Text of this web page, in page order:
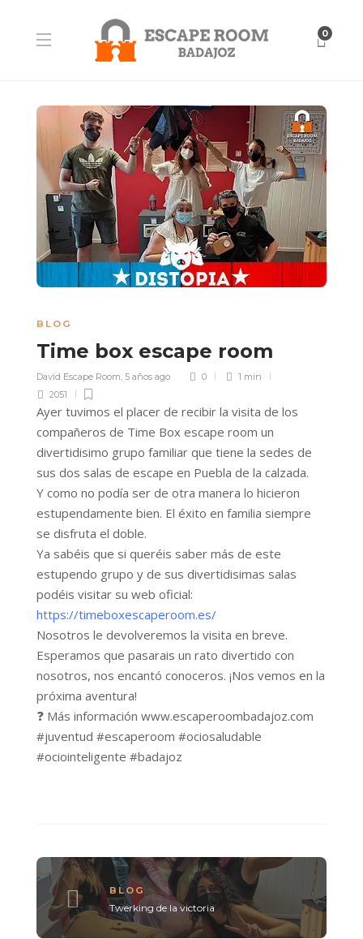
0
BLOG
Time box escape room
David Escape Room, 5 años ago 0
1 min
2051
Ayer tuvimos el placer de recibir la visita de los
compañeros de Time Box escape room un
divertidisimo grupo familiar que tiene la sedes de
sus dos salas de escape en Puebla de la calzada.
Y como no podía ser de otra manera lo hicieron
estupendamente bien. El éxito en familia siempre
se disfruta el doble.
Ya sabéis que si queréis saber más de este
estupendo grupo y de sus divertidisimas salas
podéis visitar su web oficial:
https://timeboxescaperoom.es/
Nosotros le devolveremos la visita en breve.
Esperamos que pasarais un rato divertido con
nosotros, nos encantó conoceros. ¡Nos vemos en la
próxima aventura!
❓‌ ‌‌Más‌ ‌información‌ ‌ www.escaperoombadajoz.com
#juventud #escaperoom #ociosaludable
#ociointeligente #badajoz
BLOG
Twerking de la victoria